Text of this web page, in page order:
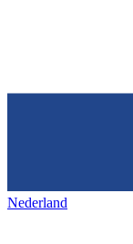
Nederland